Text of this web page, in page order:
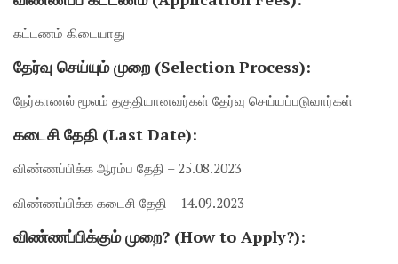
கட்டணம் கிடையாது
தேர்வு செய்யும் முறை (Selection Process):
நேர்காணல் மூலம் தகுதியானவர்கள் தேர்வு செய்யப்படுவார்கள்
கடைசி தேதி (Last Date):
விண்ணப்பிக்க ஆரம்ப தேதி – 25.08.2023
விண்ணப்பிக்க கடைசி தேதி – 14.09.2023
விண்ணப்பிக்கும் முறை? (How to Apply?):